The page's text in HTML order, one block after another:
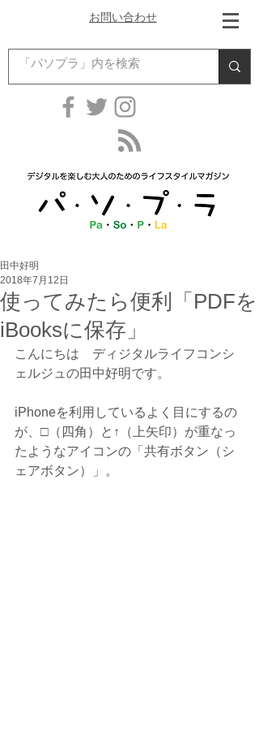
お問い合わせ
使ってみたら便利「PDFを
iBooksに保存」
田中好明
2018年7月12日
こんにちは　ディジタルライフコンシ
ェルジュの田中好明です。
iPhoneを利用しているよく目にするの
が、□（四角）と↑（上矢印）が重なっ
たようなアイコンの「共有ボタン（シ
ェアボタン）」。